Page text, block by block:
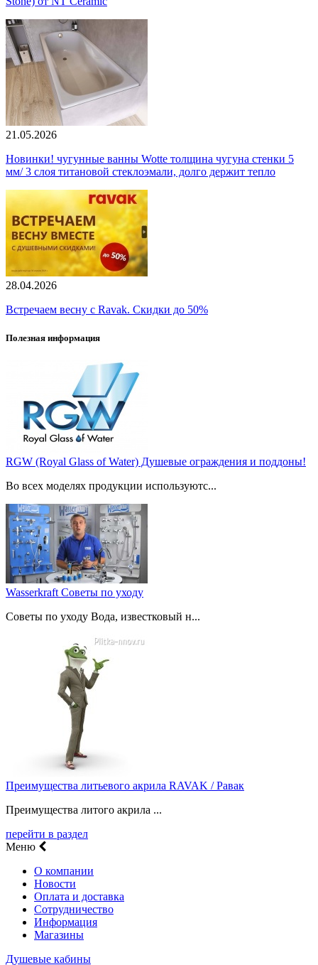
21.05.2026
Новинки! чугунные ванны Wotte толщина чугуна стенки 5
мм/ 3 слоя титановой стеклоэмали, долго держит тепло
28.04.2026
Встречаем весну с Ravak. Скидки до 50%
Полезная информация
RGW (Royal Glass of Water) Душевые ограждения и поддоны!
Во всех моделях продукции используютс...
Wasserkraft Советы по уходу
Советы по уходу Вода, известковый н...
Преимущества литьевого акрила RAVAK / Равак
Преимущества литого акрила ...
перейти в раздел
Меню
О компании
Новости
Оплата и доставка
Сотрудничество
Информация
Магазины
Душевые кабины